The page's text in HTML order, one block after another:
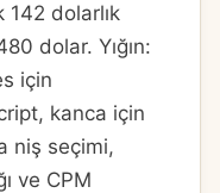
142 dolarlık
dolar. Yığın:
için
kanca için
niş seçimi,
ve CPM